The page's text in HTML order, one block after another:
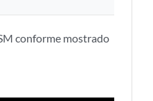
conforme mostrado